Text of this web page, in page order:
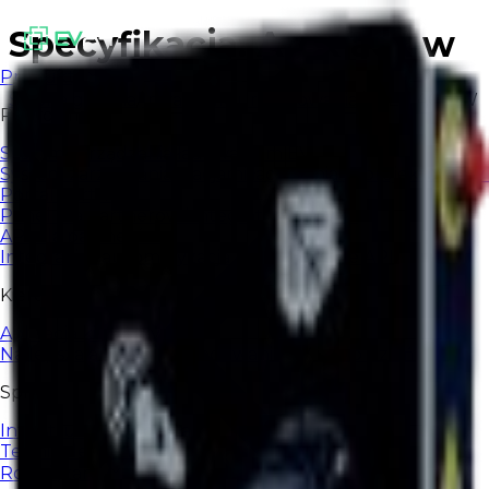
Produkty
Platforma
System zarządzania ładowaniem EV
System zarządzania stacjami ładowania zaprojektowany
Portal partnera
Panel dla partnerów i integratorów EV24
API dla partnerów
Integracje i automatyzacja przez otwarte API
Kierowcy
Aplikacja kierowcy
Najlepsza aplikacja do ładowania EV na co dzień.
Sprzęt
Infrastruktura ładowania
Terminale płatnicze
Rozwiązania
Specyfikacja: Arex acx w
Strona główna AREX ACX-W